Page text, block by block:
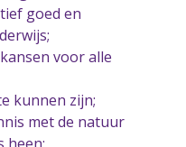
goed en
voor alle
kunnen zijn;
met de natuur
heen;